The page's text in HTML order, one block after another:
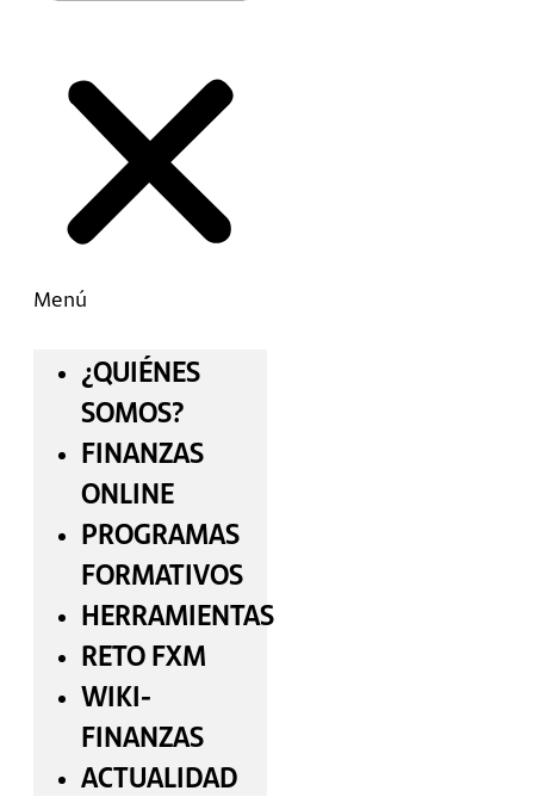
Menú
¿QUIÉNES
SOMOS?
FINANZAS
ONLINE
PROGRAMAS
FORMATIVOS
HERRAMIENTAS
RETO FXM
WIKI-
FINANZAS
ACTUALIDAD